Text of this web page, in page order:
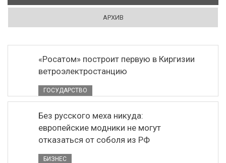
АРХИВ
«Росатом» построит первую в Киргизии
ветроэлектростанцию
ГОСУДАРСТВО
Без русского меха никуда:
европейские модники не могут
отказаться от соболя из РФ
БИЗНЕС